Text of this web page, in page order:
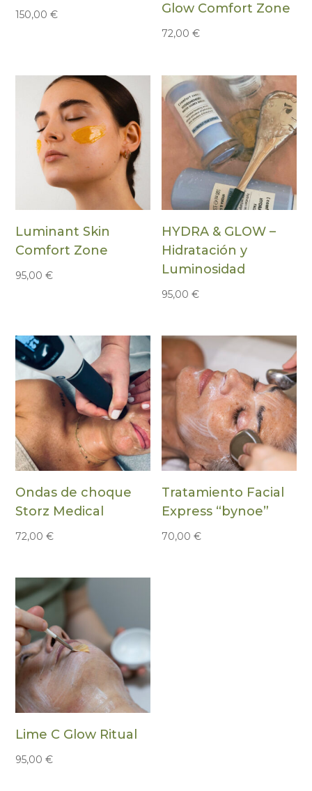
150,00€
Glow Comfort Zone
72,00€
Luminant Skin
Comfort Zone
95,00€
HYDRA & GLOW –
Hidratación y
Luminosidad
95,00€
Ondas de choque
Storz Medical
72,00€
Tratamiento Facial
Express “bynoe”
70,00€
Lime C Glow Ritual
95,00€